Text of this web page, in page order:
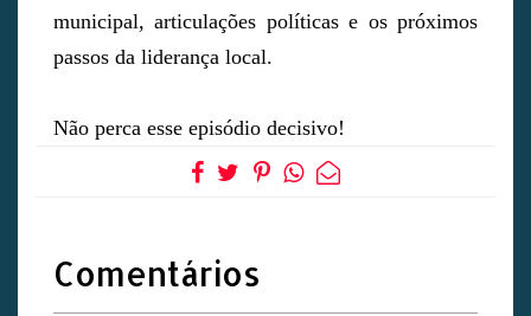
municipal, articulações políticas e os próximos
passos da liderança local.
Não perca esse episódio decisivo!
Comentários